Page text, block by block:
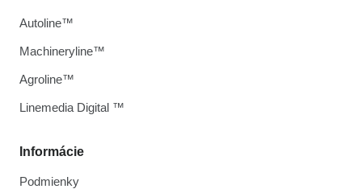
Informácie
Podmienky
Autoline™
Machineryline™
Agroline™
Linemedia Digital ™